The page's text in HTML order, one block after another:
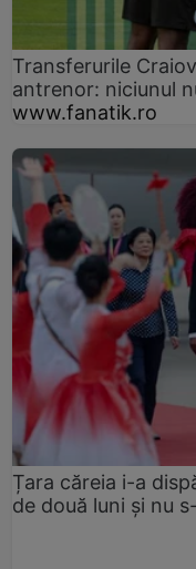
Transferurile
antrenor: niciunul
www.fanatik.ro
Țara căreia i-a
de două luni și nu